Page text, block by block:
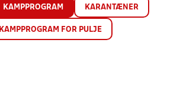
KAMPPROGRAM KARANTÆNER
KAMPPROGRAM FOR PULJE